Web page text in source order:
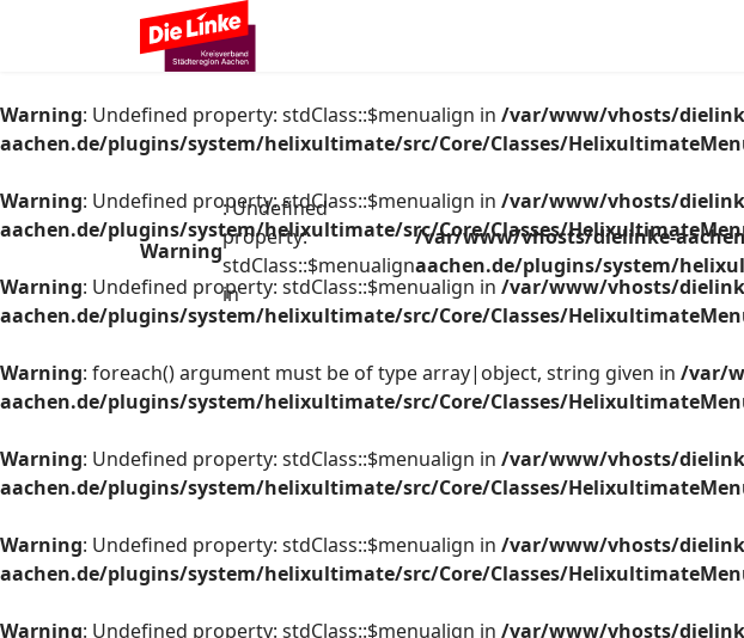
Warning
: Undefined
property:
stdClass::$menualign
in
/var/www/vhosts/dielinke-
aachen.de/plugins/system/
Warning: Undefined property: stdClass::$menualign in /var/www/vhosts/
aachen.de/plugins/system/helixultimate/src/Core/Classes/
Warning: Undefined property: stdClass::$menualign in /var/www/vhosts/
aachen.de/plugins/system/helixultimate/src/Core/Classes/
Warning: Undefined property: stdClass::$menualign in /var/www/vhosts/
aachen.de/plugins/system/helixultimate/src/Core/Classes/
Warning: foreach() argument must be of type array|object, string given in /var/
aachen.de/plugins/system/helixultimate/src/Core/Classes/
Warning: Undefined property: stdClass::$menualign in /var/www/vhosts/
aachen.de/plugins/system/helixultimate/src/Core/Classes/
Warning: Undefined property: stdClass::$menualign in /var/www/vhosts/
aachen.de/plugins/system/helixultimate/src/Core/Classes/
Warning: Undefined property: stdClass::$menualign in /var/www/vhosts/